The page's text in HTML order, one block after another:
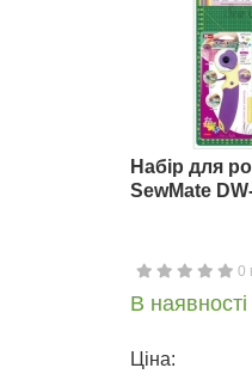
Набір для
SewMate
0
В наявності
Ціна: